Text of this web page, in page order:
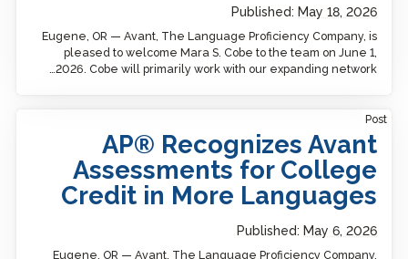
Published:May 18, 2026
Eugene, OR — Avant, The Language Proficiency Company, is
pleased to welcome Mara S. Cobe to the team on June 1,
2026. Cobe will primarily work with our expanding network…
Post
AP® Recognizes Avant
Assessments for College
Credit in More Languages
Published: May 6, 2026
Eugene, OR — Avant, The Language Proficiency Company,